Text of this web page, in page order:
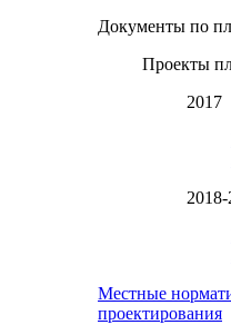
Документы по
Проекты
2017
Местные
проектирования